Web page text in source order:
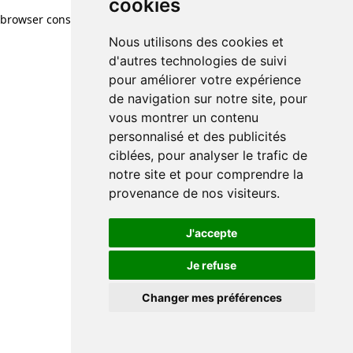
cookies
Nous utilisons des cookies et
d'autres technologies de suivi
pour améliorer votre expérience
de navigation sur notre site, pour
vous montrer un contenu
personnalisé et des publicités
ciblées, pour analyser le trafic de
notre site et pour comprendre la
provenance de nos visiteurs.
J'accepte
Je refuse
Changer mes préférences
browser console for more information)